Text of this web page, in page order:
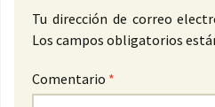
Tu dirección de correo
Los campos obligatorios
Comentario *